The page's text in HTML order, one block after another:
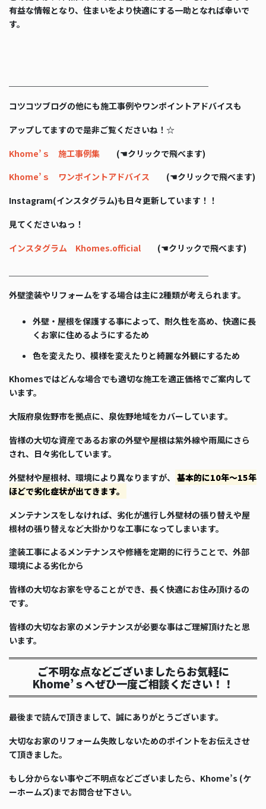
有益な情報となり、住まいをより快適にする一助となれば幸いで
す。
コツコツブログの他にも施工事例やワンポイントアドバイスも
アップしてますので是非ご覧くださいね！☆
Khome’ｓ 施工事例集 (☚クリックで飛べます)
Khome’ｓ ワンポイントアドバイス (☚クリックで飛べます)
Instagram(インスタグラム)も日々更新しています！！
見てくださいねっ！
インスタグラム Khomes.official (☚クリックで飛べます)
外壁塗装やリフォームをする場合は主に2種類が考えられます。
外壁・屋根を保護する事によって、耐久性を高め、快適に長
くお家に住めるようにするため
色を変えたり、模様を変えたりと綺麗な外観にするため
Khomesではどんな場合でも適切な施工を適正価格でご案内して
います。
大阪府泉佐野市を拠点に、泉佐野地域をカバーしています。
皆様の大切な資産であるお家の外壁や屋根は紫外線や雨風にさら
され、日々劣化しています。
外壁材や屋根材、環境により異なりますが、 基本的に10年～15年
ほどで劣化症状が出てきます。
メンテナンスをしなければ、劣化が進行し外壁材の張り替えや屋
根材の張り替えなど大掛かりな工事になってしまいます。
塗装工事によるメンテナンスや修繕を定期的に行うことで、外部
環境による劣化から
皆様の大切なお家を守ることができ、長く快適にお住み頂けるの
です。
皆様の大切なお家のメンテナンスが必要な事はご理解頂けたと思
います。
ご不明な点などございましたらお気軽に
Khome’ｓへぜひ一度ご相談ください！！
最後まで読んで頂きまして、誠にありがとうございます。
大切なお家のリフォーム失敗しないためのポイントをお伝えさせ
て頂きました。
もし分からない事やご不明点などございましたら、Khome’s (ケ
ーホームズ)までお問合せ下さい。